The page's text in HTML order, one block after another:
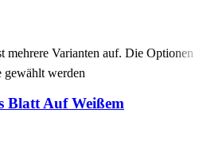
mehrere Varianten auf. Die Optionen
gewählt werden
Blatt Auf Weißem